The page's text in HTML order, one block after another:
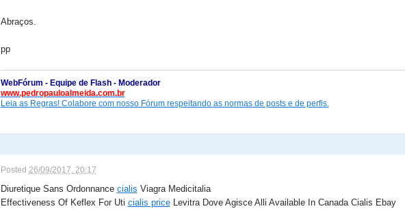
Abraços.
pp
WebFórum - Equipe de Flash - Moderador
www.pedropauloalmeida.com.br
Leia as Regras! Colabore com nosso Fórum respeitando as normas de posts e de perfis.
Posted 26/09/2017, 20:17
Diuretique Sans Ordonnance cialis Viagra Medicitalia
Effectiveness Of Keflex For Uti cialis priceLevitra Dove Agisce Alli Available In Canada Cialis Ebay